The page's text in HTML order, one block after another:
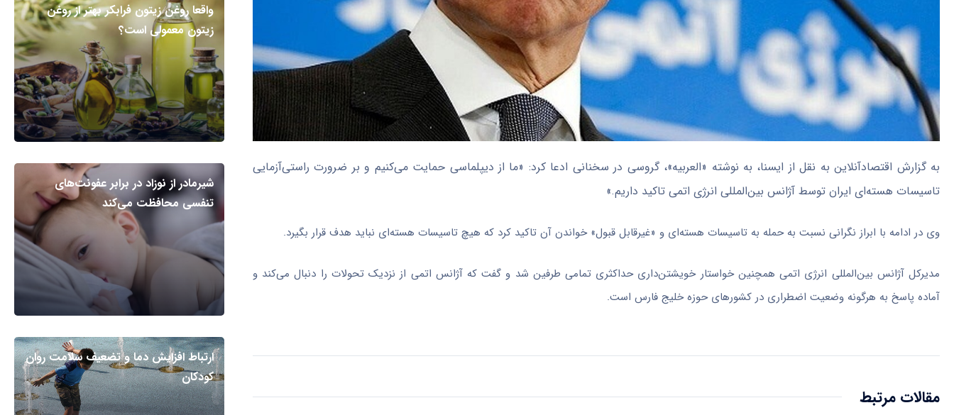
به گزارش اقتصادآنلاین به نقل از ایسنا، به نوشته «العربیه»، گروسی در سخنانی ادعا کرد: «ما از دیپلماسی حمایت می‌کنیم و بر ضرورت راستی‌آزمایی
تاسیسات هسته‌ای ایران توسط آژانس بین‌المللی انرژی اتمی تاکید داریم.»
وی در ادامه با ابراز نگرانی نسبت به حمله به تاسیسات هسته‌ای و «غیرقابل قبول» خواندن آن تاکید کرد که هیچ تاسیسات هسته‌ای نباید هدف قرار بگیرد.
مدیرکل آژانس بین‌المللی انرژی اتمی همچنین خواستار خویشتن‌داری حداکثری تمامی طرفین شد و گفت که آژانس اتمی از نزدیک تحولات را دنبال می‌کند و
آماده پاسخ به هرگونه وضعیت اضطراری در کشور‌های حوزه خلیج فارس است.
مقالات مرتبط
واقعا روغن زیتون فرابکر بهتر از روغن
زیتون معمولی است؟
شیرمادر از نوزاد در برابر عفونت‌های
تنفسی محافظت می‌کند
ارتباط افزایش دما و تضعیف سلامت روان
کودکان